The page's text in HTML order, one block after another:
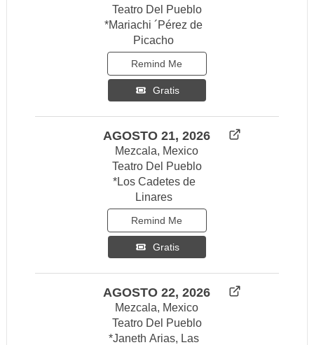
Teatro Del Pueblo
*Mariachi ´Pérez de
Picacho
Remind Me
Gratis
AGOSTO 21, 2026
Mezcala, Mexico
Teatro Del Pueblo
*Los Cadetes de
Linares
Remind Me
Gratis
AGOSTO 22, 2026
Mezcala, Mexico
Teatro Del Pueblo
*Janeth Arias, Las